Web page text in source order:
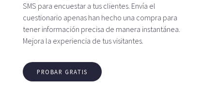
SMS para encuestar a tus clientes. Envía el
cuestionario apenas han hecho una compra para
tener información precisa de manera instantánea.
Mejora la experiencia de tus visitantes.
PROBAR GRATIS